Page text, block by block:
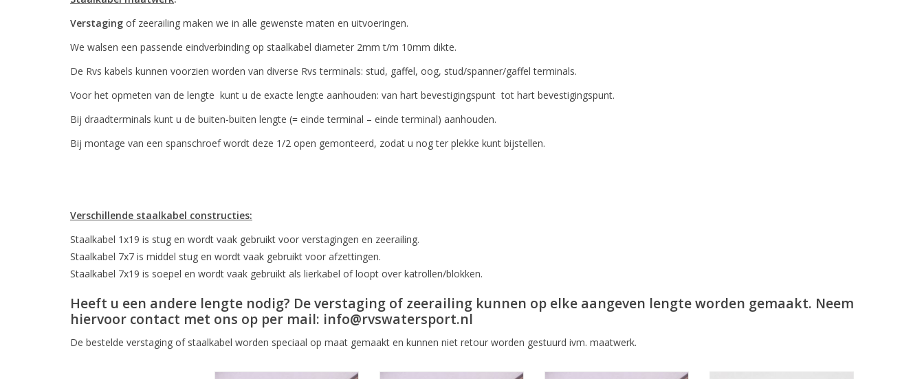
Verstaging of zeerailing maken we in alle gewenste maten en uitvoeringen.
We walsen een passende eindverbinding op staalkabel diameter 2mm t/m 10mm dikte.
De Rvs kabels kunnen voorzien worden van diverse Rvs terminals: stud, gaffel, oog, stud/spanner/gaffel terminals.
Voor het opmeten van de lengte kunt u de exacte lengte aanhouden: van hart bevestigingspunt tot hart bevestigingspunt.
Bij draadterminals kunt u de buiten-buiten lengte (= einde terminal – einde terminal) aanhouden.
Bij montage van een spanschroef wordt deze 1/2 open gemonteerd, zodat u nog ter plekke kunt bijstellen.
Verschillende staalkabel constructies:
Staalkabel 1x19 is stug en wordt vaak gebruikt voor verstagingen en zeerailing.
Staalkabel 7x7 is middel stug en wordt vaak gebruikt voor afzettingen.
Staalkabel 7x19 is soepel en wordt vaak gebruikt als lierkabel of loopt over katrollen/blokken.
Heeft u een andere lengte nodig? De verstaging of zeerailing kunnen op elke aangeven lengte worden gemaakt. Neem
hiervoor contact met ons op per mail: info@rvswatersport.nl
De bestelde verstaging of staalkabel worden speciaal op maat gemaakt en kunnen niet retour worden gestuurd ivm. maatwerk.